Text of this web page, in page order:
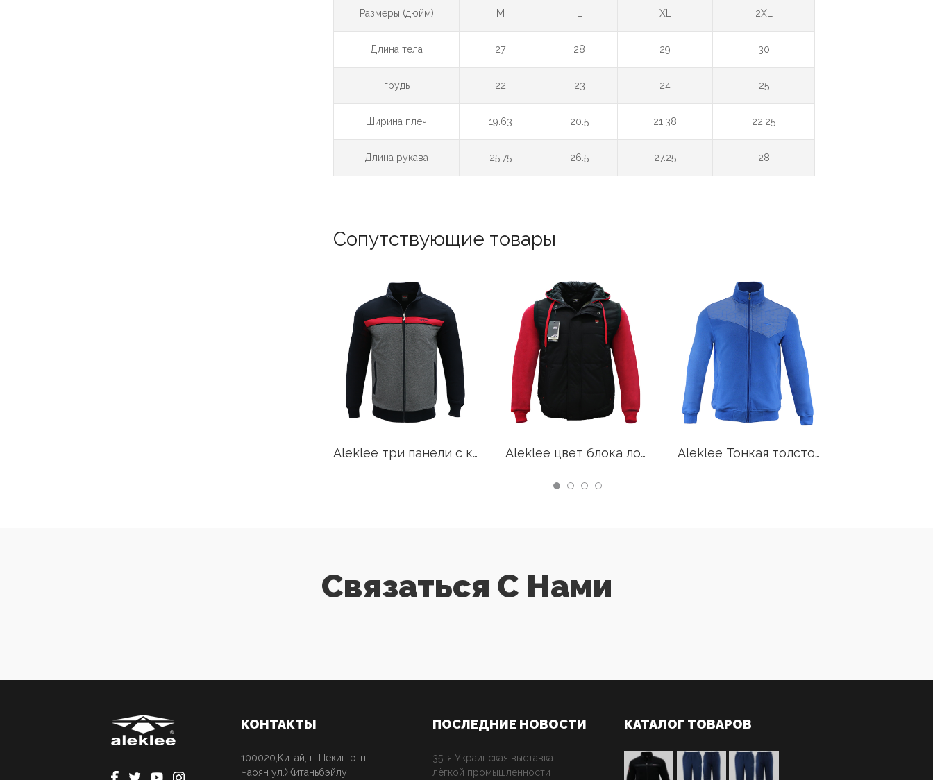
Размеры (дюйм) M XL 2XL
Длина тела 27 28 29 30
грудь 22 23 24 25
Ширина плеч 19.63 20.5 21.38 22.25
Длина рукава 25.75 26.5 27.25 28
Сопутствующие товары
Aleklee три панели с капюшоном на молнии AL-1908 Aleklee цвет блока лоскутное балахон AL-1859 Aleklee Тонкая толстовка с рисунком AL-7006
Связаться С Нами
КОНТАКТЫ
100020,Китай, г. Пекин р-н
Чаоян ул.Житаньбэйлу
ПОСЛЕДНИЕ НОВОСТИ
35-я Украинская выставка
лёгкой промышленности
КАТАЛОГ ТОВАРОВ